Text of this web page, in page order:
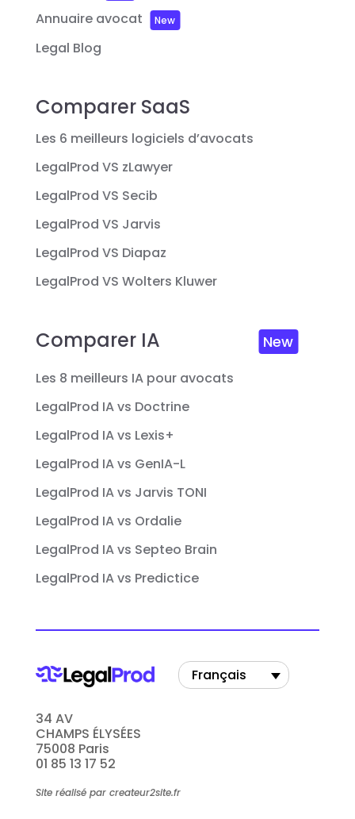
Annuaire avocat New
Legal Blog
Comparer SaaS
Les 6 meilleurs logiciels d’avocats
LegalProd VS zLawyer
LegalProd VS Secib
LegalProd VS Jarvis
LegalProd VS Diapaz
LegalProd VS Wolters Kluwer
Comparer IA New
Les 8 meilleurs IA pour avocats
LegalProd IA vs Doctrine
LegalProd IA vs Lexis+
LegalProd IA vs GenIA-L
LegalProd IA vs Jarvis TONI
LegalProd IA vs Ordalie
LegalProd IA vs Septeo Brain
LegalProd IA vs Predictice
34 AV
CHAMPS ÉLYSÉES
75008 Paris
01 85 13 17 52
Site réalisé par createur2site.fr
Français